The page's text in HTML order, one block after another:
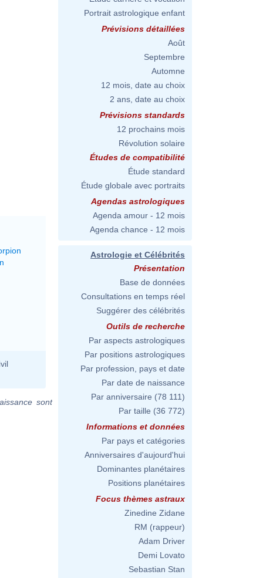
sont
Portrait astrologique enfant
Prévisions détaillées
Août
Septembre
Automne
12 mois, date au choix
2 ans, date au choix
Prévisions standards
12 prochains mois
Révolution solaire
Études de compatibilité
Étude standard
Étude globale avec portraits
Agendas astrologiques
Agenda amour - 12 mois
Agenda chance - 12 mois
Astrologie et Célébrités
Présentation
Base de données
Consultations en temps réel
Suggérer des célébrités
Outils de recherche
Par aspects astrologiques
Par positions astrologiques
Par profession, pays et date
Par date de naissance
Par anniversaire (78 111)
Par taille (36 772)
Informations et données
Par pays et catégories
Anniversaires d'aujourd'hui
Dominantes planétaires
Positions planétaires
Focus thèmes astraux
Zinedine Zidane
RM (rappeur)
Adam Driver
Demi Lovato
Sebastian Stan